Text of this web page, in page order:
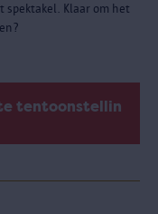
spektakel. Klaar om het
tentoonstellin